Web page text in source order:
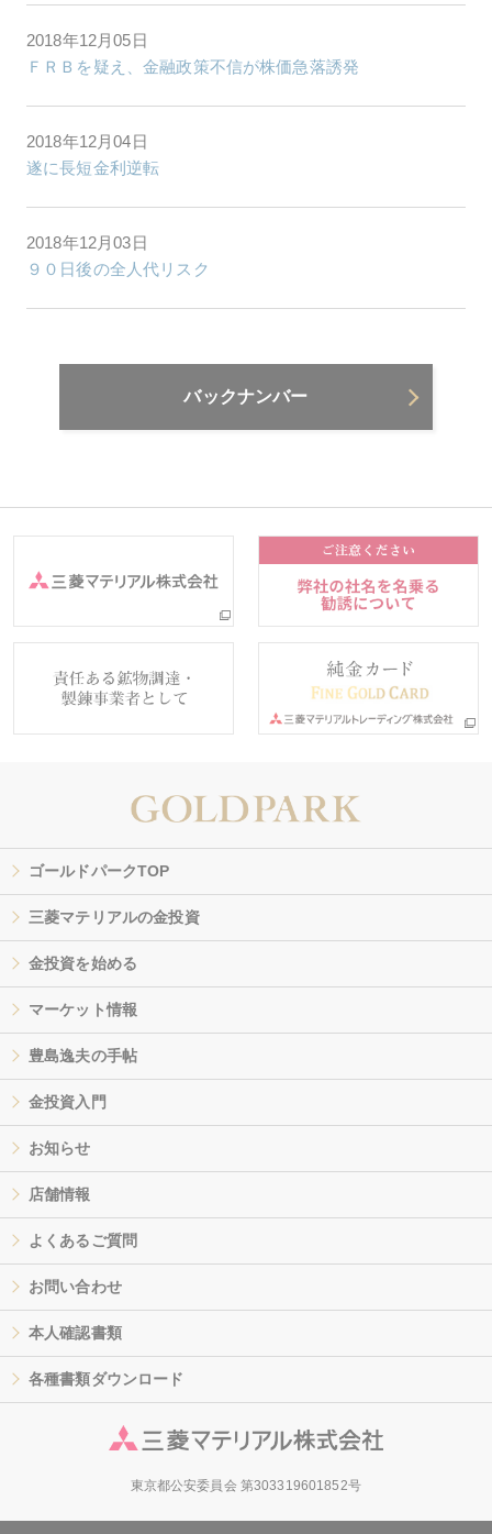
2018年12月05日
ＦＲＢを疑え、金融政策不信が株価急落誘発
2018年12月04日
遂に長短金利逆転
2018年12月03日
９０日後の全人代リスク
バックナンバー
ゴールドパークTOP
三菱マテリアルの金投資
金投資を始める
マーケット情報
豊島逸夫の手帖
金投資入門
お知らせ
店舗情報
よくあるご質問
お問い合わせ
本人確認書類
各種書類ダウンロード
東京都公安委員会 第303319601852号